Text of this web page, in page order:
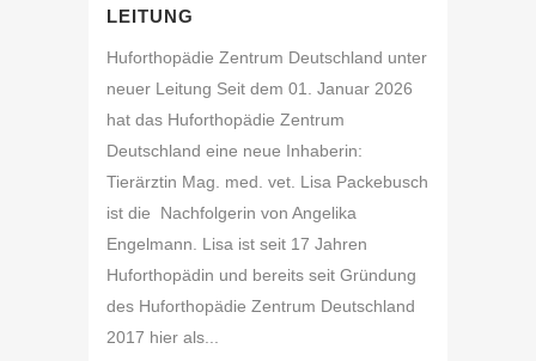
LEITUNG
Huforthopädie Zentrum Deutschland unter
neuer Leitung Seit dem 01. Januar 2026
hat das Huforthopädie Zentrum
Deutschland eine neue Inhaberin:
Tierärztin Mag. med. vet. Lisa Packebusch
ist die Nachfolgerin von Angelika
Engelmann. Lisa ist seit 17 Jahren
Huforthopädin und bereits seit Gründung
des Huforthopädie Zentrum Deutschland
2017 hier als...